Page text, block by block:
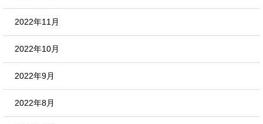
2022年11月
2022年10月
2022年9月
2022年8月